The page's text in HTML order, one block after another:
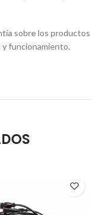
sobre los productos
funcionamiento.